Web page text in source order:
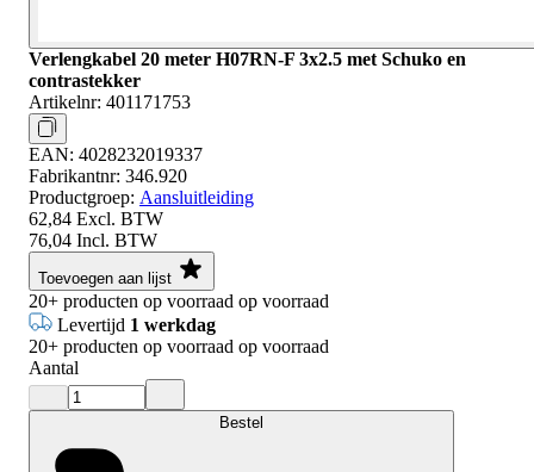
Verlengkabel 20 meter H07RN-F 3x2.5 met Schuko en
contrastekker
Artikelnr: 401171753
EAN: 4028232019337
Fabrikantnr: 346.920
Productgroep: Aansluitleiding
62,84 Excl. BTW
76,04 Incl. BTW
Toevoegen aan lijst
20+ producten op voorraad op voorraad
Levertijd 1 werkdag
20+ producten op voorraad op voorraad
Aantal
Bestel